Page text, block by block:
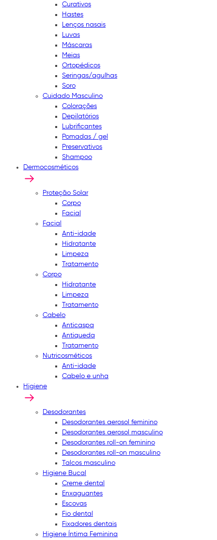
Curativos
Hastes
Lenços nasais
Luvas
Máscaras
Meias
Ortopédicos
Seringas/agulhas
Soro
Cuidado Masculino
Colorações
Depilatórios
Lubrificantes
Pomadas / gel
Preservativos
Shampoo
Dermocosméticos
Proteção Solar
Corpo
Facial
Facial
Anti-idade
Hidratante
Limpeza
Tratamento
Corpo
Hidratante
Limpeza
Tratamento
Cabelo
Anticaspa
Antiqueda
Tratamento
Nutricosméticos
Anti-idade
Cabelo e unha
Higiene
Desodorantes
Desodorantes aerosol feminino
Desodorantes aerosol masculino
Desodorantes roll-on feminino
Desodorantes roll-on masculino
Talcos masculino
Higiene Bucal
Creme dental
Enxaguantes
Escovas
Fio dental
Fixadores dentais
Higiene Íntima Feminina